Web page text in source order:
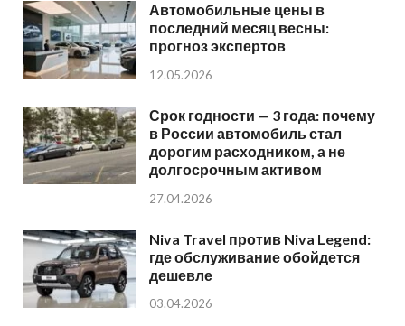
Автомобильные цены в
последний месяц весны:
прогноз экспертов
12.05.2026
Срок годности — 3 года: почему
в России автомобиль стал
дорогим расходником, а не
долгосрочным активом
27.04.2026
Niva Travel против Niva Legend:
где обслуживание обойдется
дешевле
03.04.2026